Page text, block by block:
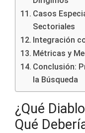
Casos
Sectoriales
Integración
Métricas y
Conclusión:
la Búsqueda
¿Qué
Qué